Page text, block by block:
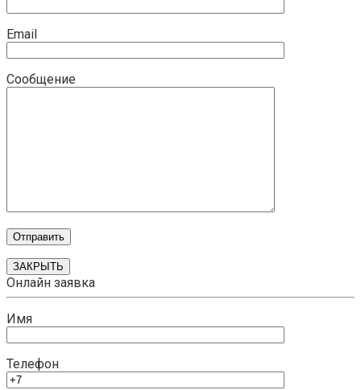
Email
Сообщение
ЗАКРЫТЬ
Онлайн заявка
Имя
Телефон